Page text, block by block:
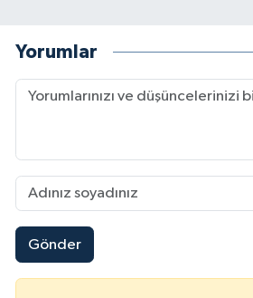
Yorumlar
Gönder